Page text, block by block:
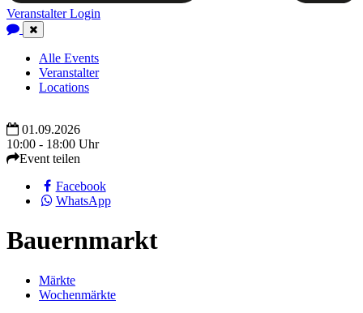
Veranstalter Login
Close
Navigation
Alle Events
Veranstalter
Locations
01.09.2026
10:00 - 18:00 Uhr
Event teilen
Facebook
WhatsApp
Bauernmarkt
Märkte
Wochenmärkte